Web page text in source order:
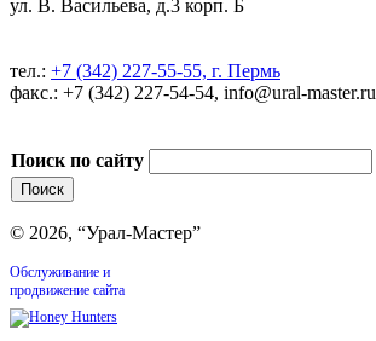
ул. В. Васильева, д.3 корп. Б
тел.: +7 (342) 227-55-55, г. Пермь
факс.: +7 (342) 227-54-54, info@ural-master.ru
Поиск по сайту
© 2026, “Урал-Мастер”
Обслуживание и
продвижение сайта